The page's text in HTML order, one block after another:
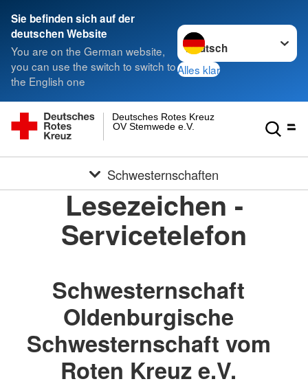
Sie befinden sich auf der
deutschen Website
You are on the German website,
you can use the switch to switch to
the English one
Sprache wechseln zu
Alles klar
OV Stemwede e.V.
Deutsches Rotes Kreuz
Schwesternschaften
Lesezeichen -
Servicetelefon
Schwesternschaft
Oldenburgische
Schwesternschaft vom
Roten Kreuz e.V.